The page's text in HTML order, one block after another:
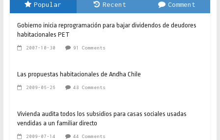
Popular Recent Comment
Gobierno inicia reprogramación para bajar dividendos de deudores
habitacionales PET
2007-10-30 91 Comments
Las propuestas habitacionales de Andha Chile
2009-06-26 48 Comments
Vivienda audita todos los subsidios para casas sociales usadas
vendidas a un familiar directo
2009-07-14 44 Comments